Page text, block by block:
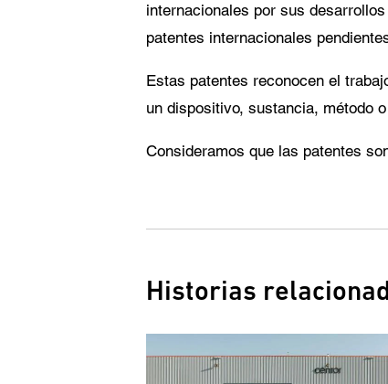
internacionales por sus
patentes internacionales
Estas patentes reconocen el
un dispositivo, sustancia, método
Consideramos que las patentes
Historias